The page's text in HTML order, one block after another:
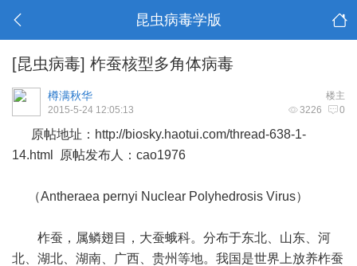
昆虫病毒学版
[昆虫病毒] 柞蚕核型多角体病毒
楼主
樽满秋华
3226 0
2015-5-24 12:05:13
原帖地址： http://biosky.haotui.com/thread-638-1-
14.html
原帖发布人：cao1976
（Antheraea pernyi Nuclear Polyhedrosis Virus）
柞蚕，属鳞翅目，大蚕蛾科。分布于东北、山东、河
北、湖北、湖南、广西、贵州等地。我国是世界上放养柞蚕